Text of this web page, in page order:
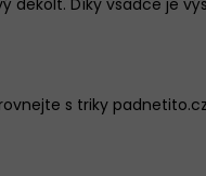
dekolt. Díky vsadce je
s triky